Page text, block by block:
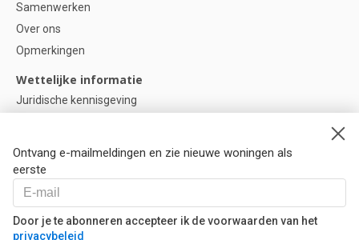
Ontvang e-mailmeldingen en zie nieuwe woningen als
eerste
Door je te abonneren accepteer ik de voorwaarden van het
privacybeleid
Samenwerken
Over ons
Opmerkingen
Wettelijke informatie
Juridische kennisgeving
Cookie instellingen
Help
Vragen
Onze partners